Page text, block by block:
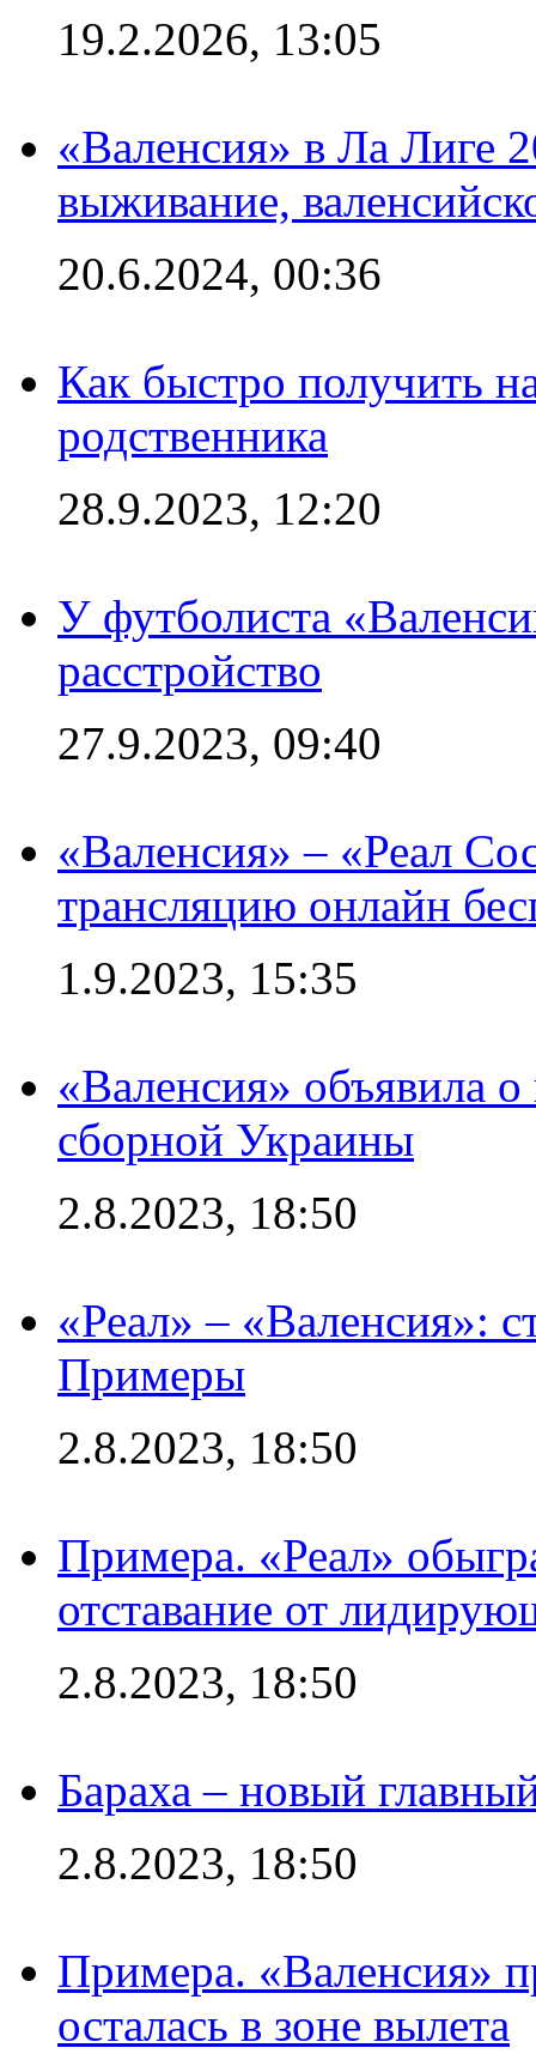
19.2.2026, 13:05
«Валенсия» в Ла Лиге
выживание,
20.6.2024, 00:36
Как быстро получить
родственника
28.9.2023, 12:20
У футболиста
расстройство
27.9.2023, 09:40
«Валенсия» – «Реал
трансляцию онлайн
1.9.2023, 15:35
«Валенсия» объявила
сборной Украины
2.8.2023, 18:50
«Реал» – «Валенсия»:
Примеры
2.8.2023, 18:50
Примера. «Реал»
отставание от
2.8.2023, 18:50
Бараха – новый
2.8.2023, 18:50
Примера. «Валенсия»
осталась в зоне вылета